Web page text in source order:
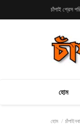
চাঁপাই প্রেস
হোম
হোম